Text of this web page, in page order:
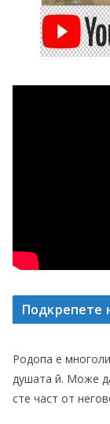
Подкрепете
Родопа е
душата й. Може
сте част от